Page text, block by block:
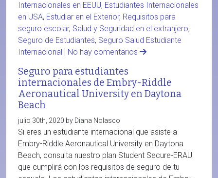
Internacionales en EEUU, Estudiantes Internacionales
en USA, Estudiar en el Exterior, Requisitos para
seguro escolar, Salud y Seguridad en el extranjero,
Seguro de Estudiantes, Seguro Salud Estudiante
Internacional | No hay comentarios
Seguro para estudiantes
internacionales de Embry-Riddle
Aeronautical University en Daytona
Beach
julio 30th, 2020 by Diana Nolasco
Si eres un estudiante internacional que asiste a
Embry-Riddle Aeronautical University en Daytona
Beach, consulta nuestro plan Student Secure-ERAU
que cumplirá con los requisitos de seguro de tu